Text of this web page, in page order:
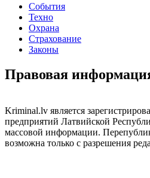
События
Техно
Охрана
Страхование
Законы
Правовая
Kriminal.lv является
предприятий Латвийской
массовой информации.
возможна только с разрешения